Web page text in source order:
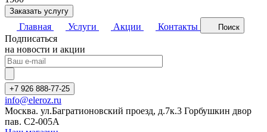
Заказать услугу
Главная Услуги Акции Контакты Поиск
Подписаться
на новости и акции
+7 926 888-77-25
info@eleroz.ru
Москва. ул.Багратионовский проезд, д.7к.3 Горбушкин двор
пав. C2-005A